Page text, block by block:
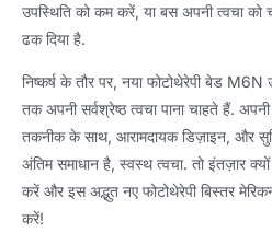
उपस्थिति को कम करें, या बस अपनी त्वचा
ढक दिया है.
निष्कर्ष के तौर पर, नया फोटोथेरेपी बेड
तक अपनी सर्वश्रेष्ठ त्वचा पाना चाहते हैं.
तकनीक के साथ, आरामदायक डिज़ाइन, और
अंतिम समाधान है, स्वस्थ त्वचा. तो इंतज़ार
करें और इस अद्भुत नए फोटोथेरेपी बिस्तर
करें!